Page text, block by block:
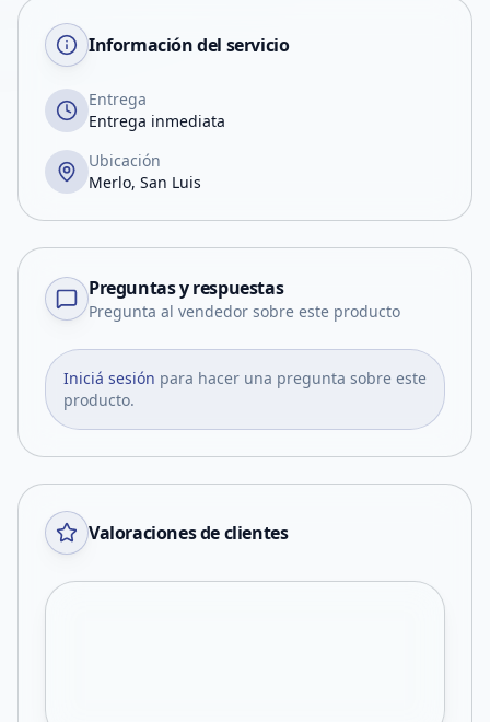
Información del servicio
Entrega
Entrega inmediata
Ubicación
Merlo, San Luis
Preguntas y respuestas
Pregunta al vendedor sobre este producto
Iniciá sesión para hacer una pregunta sobre este
producto.
Valoraciones de clientes